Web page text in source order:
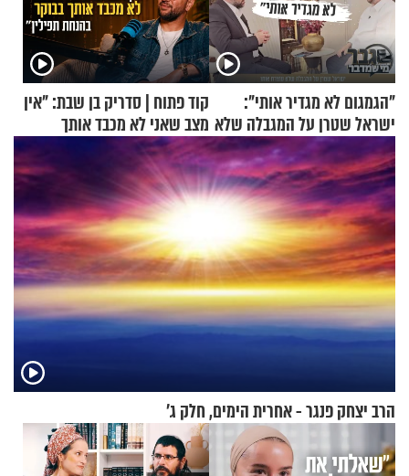
"הגמגום לא מגדיר אותי":
ישראל שטרן על המגבלה שלא
עוצרת אותו
קוד פתוח | סדריק בן שבת: "אין
מצב שאני לא מכבד אותך
בבוקר בהנחת תפילין"
הרב יצחק פנגר - אחרית הימים, חלק ג’